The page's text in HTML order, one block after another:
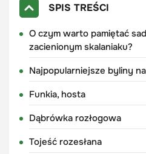
SPIS TREŚCI
O czym warto pamiętać
zacienionym skalaniaku?
Najpopularniejsze byliny
Funkia, hosta
Dąbrówka rozłogowa
Tojeść rozesłana